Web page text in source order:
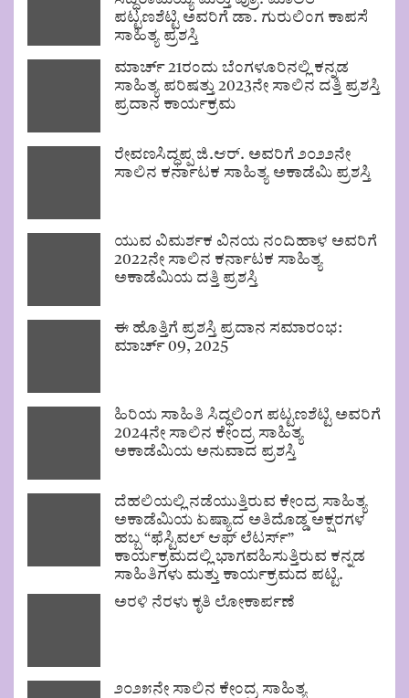
ಪಟ್ಟಣಶೆಟ್ಟಿ ಅವರಿಗೆ ಡಾ. ಗುರುಲಿಂಗ ಕಾಪಸೆ
ಸಾಹಿತ್ಯ ಪ್ರಶಸ್ತಿ
ಮಾರ್ಚ್ 21ರಂದು ಬೆಂಗಳೂರಿನಲ್ಲಿ ಕನ್ನಡ
ಸಾಹಿತ್ಯ ಪರಿಷತ್ತು 2023ನೇ ಸಾಲಿನ ದತ್ತಿ ಪ್ರಶಸ್ತಿ
ಪ್ರದಾನ ಕಾರ್ಯಕ್ರಮ
ರೇವಣಸಿದ್ಧಪ್ಪ ಜಿ.ಆರ್. ಅವರಿಗೆ ೨೦೨೨ನೇ
ಸಾಲಿನ ಕರ್ನಾಟಕ ಸಾಹಿತ್ಯ ಅಕಾಡೆಮಿ ಪ್ರಶಸ್ತಿ
ಯುವ ವಿಮರ್ಶಕ ವಿನಯ ನಂದಿಹಾಳ ಅವರಿಗೆ
2022ನೇ ಸಾಲಿನ ಕರ್ನಾಟಕ ಸಾಹಿತ್ಯ
ಅಕಾಡೆಮಿಯ ದತ್ತಿ ಪ್ರಶಸ್ತಿ
ಈ ಹೊತ್ತಿಗೆ ಪ್ರಶಸ್ತಿ ಪ್ರದಾನ ಸಮಾರಂಭ:
ಮಾರ್ಚ್ 09, 2025
ಹಿರಿಯ ಸಾಹಿತಿ ಸಿದ್ಧಲಿಂಗ ಪಟ್ಟಣಶೆಟ್ಟಿ ಅವರಿಗೆ
2024ನೇ ಸಾಲಿನ ಕೇಂದ್ರ ಸಾಹಿತ್ಯ
ಅಕಾಡೆಮಿಯ ಅನುವಾದ ಪ್ರಶಸ್ತಿ
ದೆಹಲಿಯಲ್ಲಿ ನಡೆಯುತ್ತಿರುವ ಕೇಂದ್ರ ಸಾಹಿತ್ಯ
ಅಕಾಡೆಮಿಯ ಏಷ್ಯಾದ ಅತಿದೊಡ್ಡ ಅಕ್ಷರಗಳ
ಹಬ್ಬ “ಫೆಸ್ಟಿವಲ್ ಆಫ್ ಲೆಟರ್ಸ್”
ಕಾರ್ಯಕ್ರಮದಲ್ಲಿ ಭಾಗವಹಿಸುತ್ತಿರುವ ಕನ್ನಡ
ಸಾಹಿತಿಗಳು ಮತ್ತು ಕಾರ್ಯಕ್ರಮದ ಪಟ್ಟಿ.
ಅರಳಿ ನೆರಳು ಕೃತಿ ಲೋಕಾರ್ಪಣೆ
೨೦೨೫ನೇ ಸಾಲಿನ ಕೇಂದ್ರ ಸಾಹಿತ್ಯ